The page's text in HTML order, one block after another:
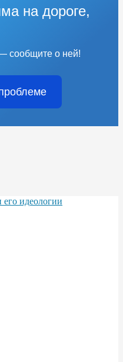
на дороге,
сообщите о ней!